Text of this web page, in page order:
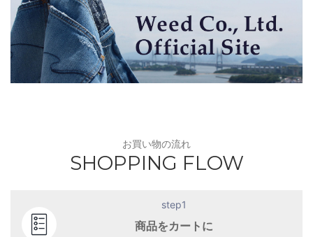
お買い物の流れ
SHOPPING FLOW
step1
商品をカートに